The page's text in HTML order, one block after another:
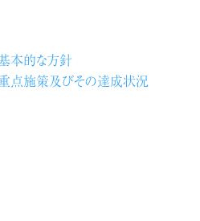
本的な方針
点施策及びその達成状況